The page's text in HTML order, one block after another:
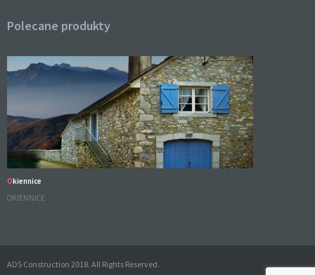
Polecane produkty
Okiennice
OKIENNICE
ADS Construction 2018. All Rights Reserved.